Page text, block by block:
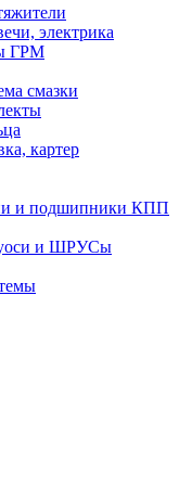
электрика
ГРМ
смазки
картер
и подшипники КПП
и ШРУСы